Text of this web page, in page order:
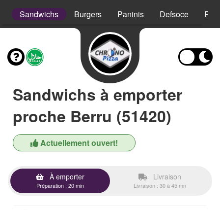
Sandwichs Burgers Paninis Defsoce
Sandwichs à emporter
proche Berru (51420)
Actuellement ouvert!
À emporter
Préparation : 20 min
Livraison
Livraison : 30 à 45 mn